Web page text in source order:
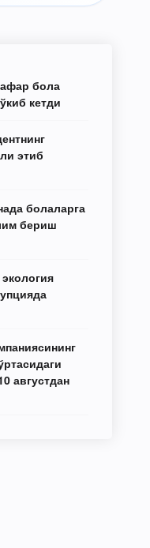
бола
кетди
этиб
болаларга
бериш
августдан